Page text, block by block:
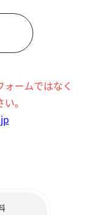
プライバシ
住所、電話
トカード情
サイトや広告
利用いただ
企業に必要
す。 その際
えで業務の
ームではなく
。